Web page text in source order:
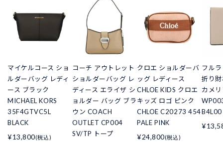
マイケルコース ショ
ルダーバッグ レディ
ース ブラック
MICHAEL KORS
35F4GTVC5L
BLACK
¥13,800(税込)
コーチ アウトレット
ショルダーバッグ レ
ディース エライザ シ
ョルダー バッグ ブラ
ウン COACH
OUTLET CP004
SV/TP トープ
クロエ ショルダーバ
ッグ レディース
CHLOE KIDS クロエ
キッズ ロゴ ピンク
CHLOE C20273 454
PALE PINK
¥24,800(税込)
フル
折り
カメ
B4L00